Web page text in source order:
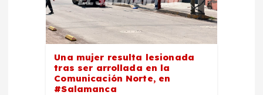
Una mujer resulta lesionada
tras ser arrollada en la
Comunicación Norte, en
#Salamanca